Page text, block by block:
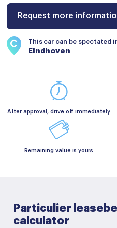
Request more
This car can be spectated
Eindhoven
After approval, drive off immediately
Remaining value is yours
Particulier
calculator